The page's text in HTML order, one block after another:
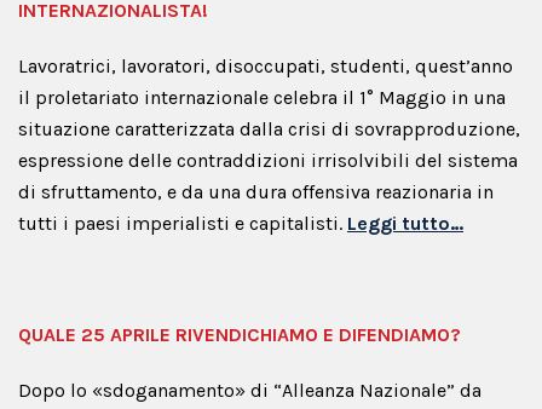
INTERNAZIONALISTA!
Lavoratrici, lavoratori, disoccupati, studenti, quest’anno
il proletariato internazionale celebra il 1° Maggio in una
situazione caratterizzata dalla crisi di sovrapproduzione,
espressione delle contraddizioni irrisolvibili del sistema
di sfruttamento, e da una dura offensiva reazionaria in
tutti i paesi imperialisti e capitalisti. Leggi tutto…
QUALE 25 APRILE RIVENDICHIAMO E DIFENDIAMO?
Dopo lo «sdoganamento» di “Alleanza Nazionale” da